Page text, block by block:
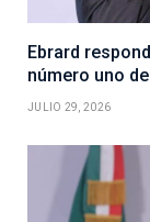
Ebrard
número uno de
JULIO 29, 2026